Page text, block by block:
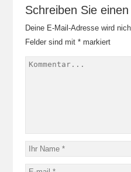
Schreiben Sie
Deine E-Mail-Adresse wird
Felder sind mit *markiert